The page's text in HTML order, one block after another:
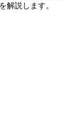
解説します。